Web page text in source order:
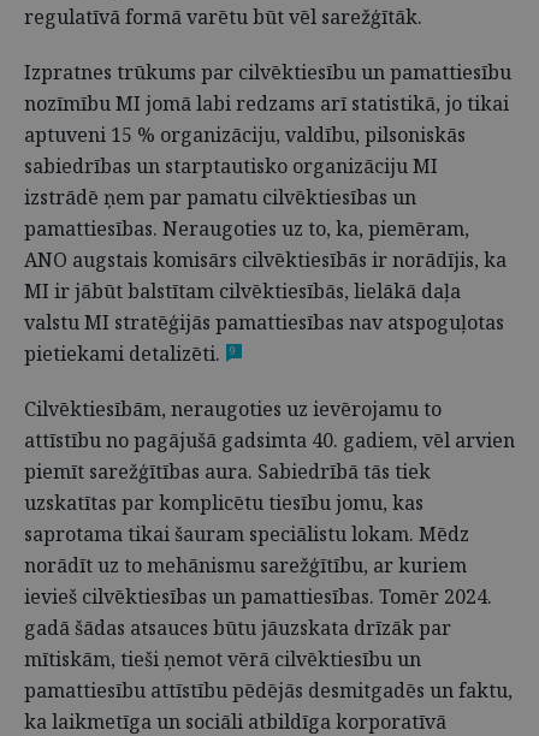
regulatīvā formā varētu būt vēl sarežģītāk.
Izpratnes trūkums par cilvēktiesību un pamattiesību
nozīmību MI jomā labi redzams arī statistikā, jo tikai
aptuveni 15 % organizāciju, valdību, pilsoniskās
sabiedrības un starptautisko organizāciju MI
izstrādē ņem par pamatu cilvēktiesības un
pamattiesības. Neraugoties uz to, ka, piemēram,
ANO augstais komisārs cilvēktiesībās ir norādījis, ka
MI ir jābūt balstītam cilvēktiesībās, lielākā daļa
valstu MI stratēģijās pamattiesības nav atspoguļotas
pietiekami detalizēti.
9
Cilvēktiesībām, neraugoties uz ievērojamu to
attīstību no pagājušā gadsimta 40. gadiem, vēl arvien
piemīt sarežģītības aura. Sabiedrībā tās tiek
uzskatītas par komplicētu tiesību jomu, kas
saprotama tikai šauram speciālistu lokam. Mēdz
norādīt uz to mehānismu sarežģītību, ar kuriem
ievieš cilvēktiesības un pamattiesības. Tomēr 2024.
gadā šādas atsauces būtu jāuzskata drīzāk par
mītiskām, tieši ņemot vērā cilvēktiesību un
pamattiesību attīstību pēdējās desmitgadēs un faktu,
ka laikmetīga un sociāli atbildīga korporatīvā